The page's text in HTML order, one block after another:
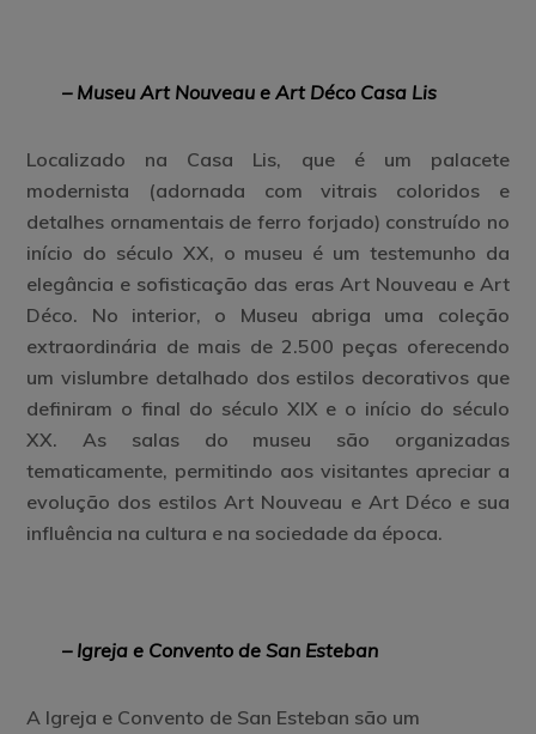
– Museu Art Nouveau e Art Déco Casa Lis
Localizado na Casa Lis, que é um palacete
modernista (adornada com vitrais coloridos e
detalhes ornamentais de ferro forjado) construído no
início do século XX, o museu é um testemunho da
elegância e sofisticação das eras Art Nouveau e Art
Déco. No interior, o Museu abriga uma coleção
extraordinária de mais de 2.500 peças oferecendo
um vislumbre detalhado dos estilos decorativos que
definiram o final do século XIX e o início do século
XX. As salas do museu são organizadas
tematicamente, permitindo aos visitantes apreciar a
evolução dos estilos Art Nouveau e Art Déco e sua
influência na cultura e na sociedade da época.
– Igreja e Convento de San Esteban
A Igreja e Convento de San Esteban são um